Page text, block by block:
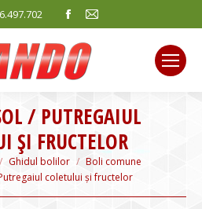
Facebook
opens
in
new
window
Mail
new
window
/ PUTREGAIUL
ȘI FRUCTELOR
Ghidul bolilor
Boli comune
coletului și fructelor